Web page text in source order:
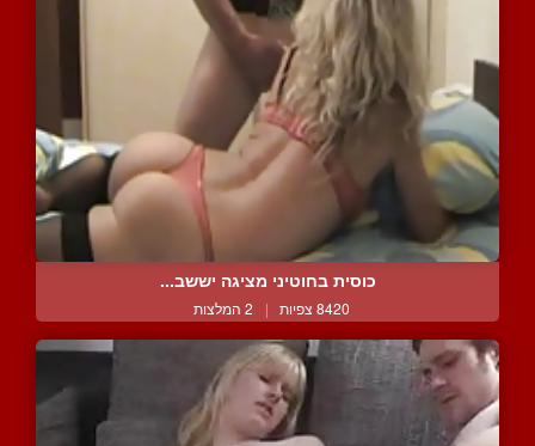
כוסית בחוטיני מציגה יששב...
8420 צפיות | 2 המלצות